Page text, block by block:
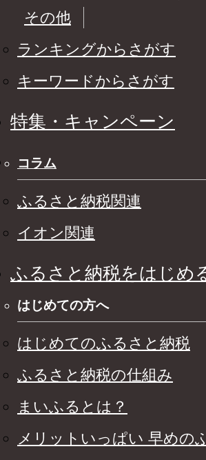
その他
ランキングからさがす
キーワードからさがす
特集・キャンペーン
コラム
ふるさと納税関連
イオン関連
ふるさと納税をはじめ
はじめての方へ
はじめてのふるさと納税
ふるさと納税の仕組み
まいふるとは？
メリットいっぱい 早めの